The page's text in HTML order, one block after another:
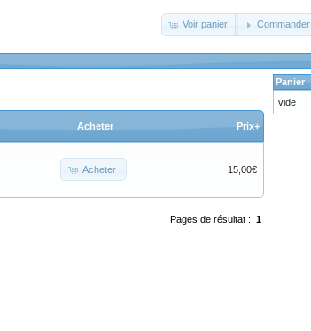
Voir panier Commander
Acheter Prix+
Acheter 15,00€
Pages de résultat : 1
Panier
vide